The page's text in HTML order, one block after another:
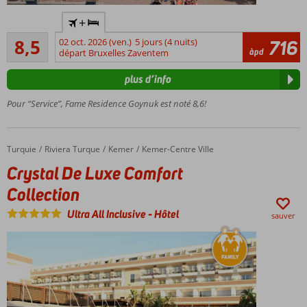
emplacement
Situé au
pied des
montagnes
À
de la
restaurants
à la carte
8,5
Recommandé
63
commentaires
+
02 oct. 2026 (ven.) 5 jours (4 nuits)
départ Bruxelles Zaventem
àpd 716
Pour “Service”, Fame Residence Goynuk est noté 8,6!
plus d’info
Accueil
Turquie Riviera Turque Kemer Kemer-Centre Ville
Crystal De Luxe Comfort Collection
Crystal De Luxe Comfort
Collection
Ultra All Inclusive-Hôtel sauver